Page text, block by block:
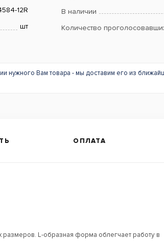
12R В наличии
шт Количество
нужного Вам товара - мы доставим его из
ОПЛАТА
размеров. L-образная форма облегчает работу в